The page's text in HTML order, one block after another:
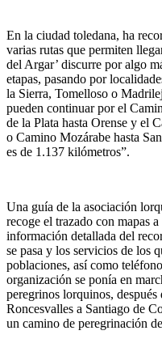
En la ciudad toledana, ha
varias rutas que permiten
del Argar’ discurre por algo
etapas, pasando por
la Sierra, Tomelloso o
pueden continuar por el
de la Plata hasta Orense y el
o Camino Mozárabe hasta
es de 1.137 kilómetros”.
Una guía de la asociación
recoge el trazado con mapas a
información detallada del
se pasa y los servicios de los
poblaciones, así como
organización se ponía en
peregrinos lorquinos,
Roncesvalles a Santiago de
un camino de peregrinación